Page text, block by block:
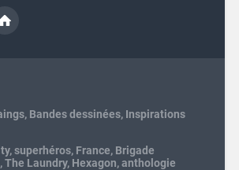
, Bandes dessinées, Inspirations
,superhéros, France, Brigade
,The Laundry, Hexagon,anthologie